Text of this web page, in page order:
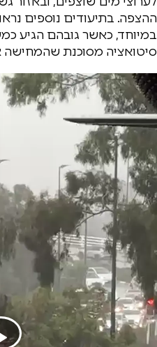
ההצפה. בתיעודים נוספים
במיוחד, כאשר גובהם הגיע
סיטואציה מסוכנת